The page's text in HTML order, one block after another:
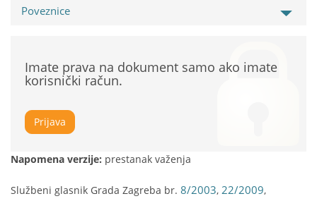
Poveznice
Imate prava na dokument samo ako imate
korisnički račun.
Prijava
Napomena verzije: prestanak važenja
Službeni glasnik Grada Zagreba br. 8/2003, 22/2009,